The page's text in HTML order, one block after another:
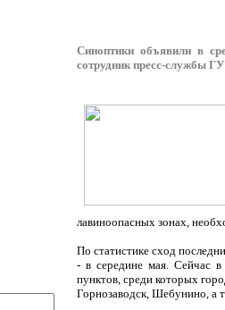
Синоптики объявили в
сотрудник пресс-службы
лавиноопасных зонах,
По статистике сход
- в середине мая. Сейчас в
пунктов, среди которых
Горнозаводск, Шебунино, а